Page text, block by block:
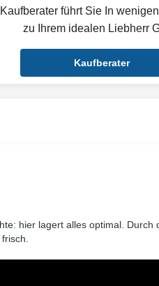
Kaufberater führt Sie In
zu Ihrem idealen Liebherr
Kaufberater
hier lagert alles optimal. Durch